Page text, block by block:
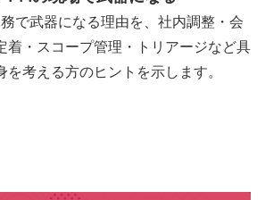
で武器になる理由を、社内調整・会
着・スコープ管理・トリアージなど具
考える方のヒントを示します。